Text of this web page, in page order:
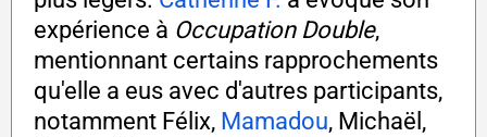
expérience à Occupation Double,
mentionnant certains rapprochements
qu'elle a eus avec d'autres participants,
notamment Félix, Mamadou, Michaël,